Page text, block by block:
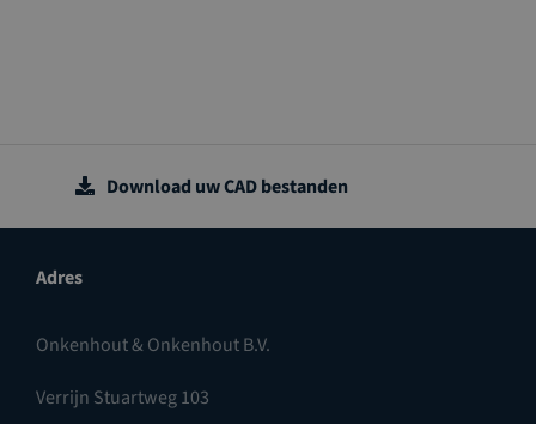
Download uw CAD bestanden
Adres
Onkenhout & Onkenhout B.V.
Verrijn Stuartweg 103